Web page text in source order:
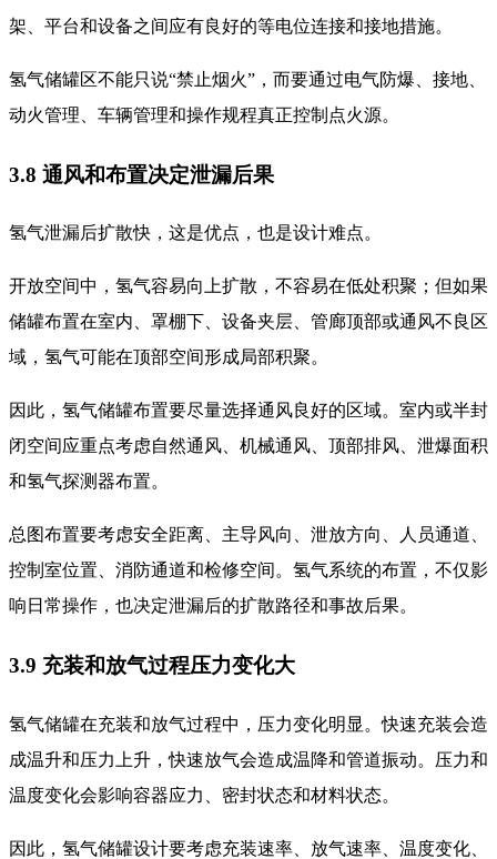
架、平台和设备之间应有良好的等电位连接和接地措施。
氢气储罐区不能只说“禁止烟火”，而要通过电气防爆、接地、
动火管理、车辆管理和操作规程真正控制点火源。
3.8 通风和布置决定泄漏后果
氢气泄漏后扩散快，这是优点，也是设计难点。
开放空间中，氢气容易向上扩散，不容易在低处积聚；但如果
储罐布置在室内、罩棚下、设备夹层、管廊顶部或通风不良区
域，氢气可能在顶部空间形成局部积聚。
因此，氢气储罐布置要尽量选择通风良好的区域。室内或半封
闭空间应重点考虑自然通风、机械通风、顶部排风、泄爆面积
和氢气探测器布置。
总图布置要考虑安全距离、主导风向、泄放方向、人员通道、
控制室位置、消防通道和检修空间。氢气系统的布置，不仅影
响日常操作，也决定泄漏后的扩散路径和事故后果。
3.9 充装和放气过程压力变化大
氢气储罐在充装和放气过程中，压力变化明显。快速充装会造
成温升和压力上升，快速放气会造成温降和管道振动。压力和
温度变化会影响容器应力、密封状态和材料状态。
因此，氢气储罐设计要考虑充装速率、放气速率、温度变化、